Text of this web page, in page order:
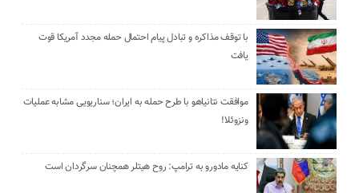
با توقف مذاکره و تبادل پیام احتمال حمله مجدد آمریکا قوت
یافت
موافقت نتانیاهو با طرح حمله به ایران؛ سناریویی مشابه عملیات
ونزوئلا!
کنایه مادورو به ترامپ: روح هیتلر همچنان سرگردان است